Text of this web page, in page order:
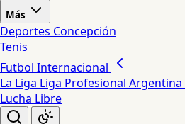
Más
Deportes Concepción
Tenis
Futbol Internacional
La Liga Liga Profesional Argentina
Lucha Libre